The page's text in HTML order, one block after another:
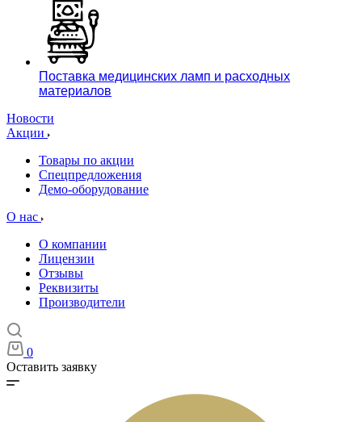
Поставка медицинских ламп и расходных
материалов
Новости
Акции
Товары по акции
Спецпредложения
Демо-оборудование
О нас
О компании
Лицензии
Отзывы
Реквизиты
Производители
0
Оставить заявку